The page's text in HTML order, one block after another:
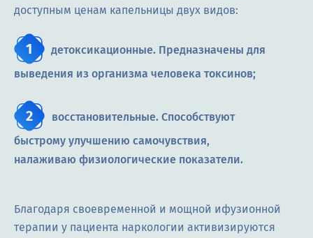
доступным ценам капельницы двух видов:
детоксикационные. Предназначены для
выведения из организма человека токсинов;
восстановительные. Способствуют
быстрому улучшению самочувствия,
налаживаю физиологические показатели.
Благодаря своевременной и мощной ифузионной
терапии у пациента наркологии активизируются